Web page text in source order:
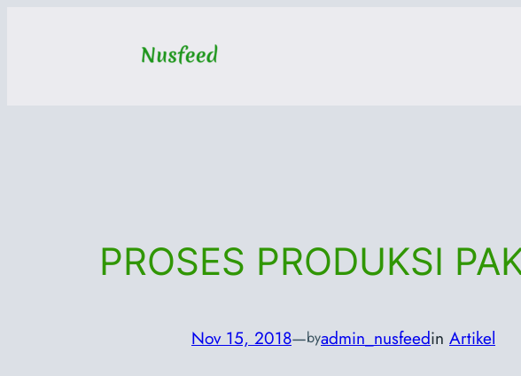
PROSES PRODUKSI
Nov 15, 2018—byadmin_nusfeedin Artikel